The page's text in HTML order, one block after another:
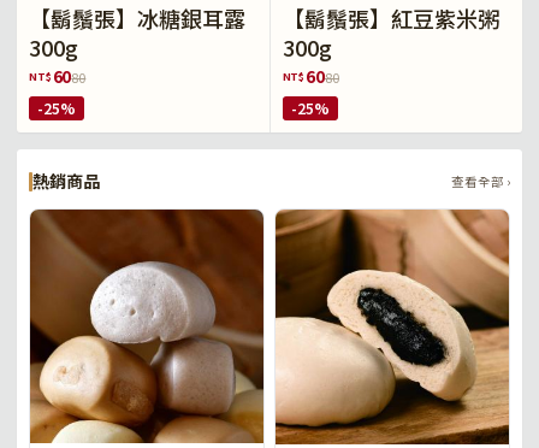
【鬍鬚張】冰糖銀耳露
300g
NT$ 6080
-25%
【鬍鬚張】紅豆紫米粥
300g
NT$ 6080
-25%
熱銷商品 查看全部 ›